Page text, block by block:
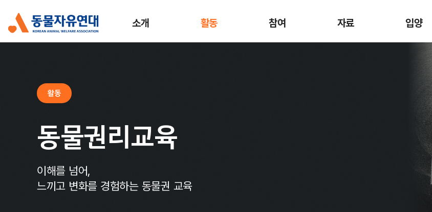
소개 활동 참여 자료 입양
활동
동물권리교육
이해를 넘어,
느끼고 변화를 경험하는 동물권 교육